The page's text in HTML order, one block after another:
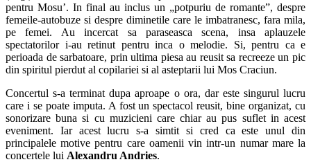
pentru Mosu’. In final au inclus un „potpuriu de romante”, despre
femeile-autobuze si despre diminetile care le imbatranesc, fara mila,
pe femei. Au incercat sa paraseasca scena, insa aplauzele
spectatorilor i-au retinut pentru inca o melodie. Si, pentru ca e
perioada de sarbatoare, prin ultima piesa au reusit sa recreeze un pic
din spiritul pierdut al copilariei si al asteptarii lui Mos Craciun.
Concertul s-a terminat dupa aproape o ora, dar este singurul lucru
care i se poate imputa. A fost un spectacol reusit, bine organizat, cu
sonorizare buna si cu muzicieni care chiar au pus suflet in acest
eveniment. Iar acest lucru s-a simtit si cred ca este unul din
principalele motive pentru care oamenii vin intr-un numar mare la
concertele lui Alexandru Andries.